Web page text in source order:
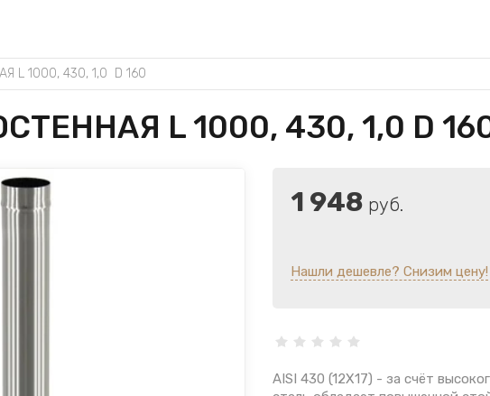
L 1000, 430, 1,0  D 160
L 1000, 430, 1,0 D
1 948 руб.
Нашли дешевле? Снизим цену!
AISI 430 (12Х17) - за счёт